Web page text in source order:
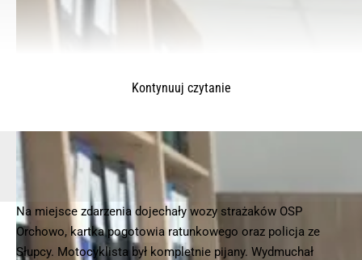
Na miejsce zdarzenia dojechały wozy strażaków OSP
Orchowo, kartka pogotowia ratunkowego oraz policja ze
Słupcy. Motocyklista był kompletnie pijany. Wydmuchał
Kontynuuj czytanie
© 2025 – Wielkopolska 112, Wszelkie prawa zastrzeżone | hvln.pl